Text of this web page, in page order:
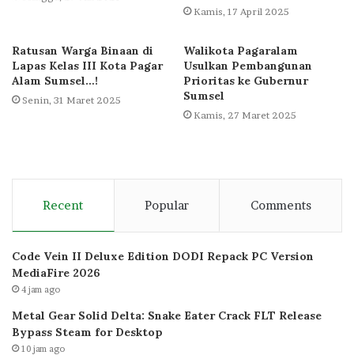
Kamis, 17 April 2025
Ratusan Warga Binaan di
Lapas Kelas III Kota Pagar
Alam Sumsel…!
Senin, 31 Maret 2025
Walikota Pagaralam
Usulkan Pembangunan
Prioritas ke Gubernur
Sumsel
Kamis, 27 Maret 2025
Recent Popular Comments
Code Vein II Deluxe Edition DODI Repack PC Version
MediaFire 2026
4 jam ago
Metal Gear Solid Delta: Snake Eater Crack FLT Release
Bypass Steam for Desktop
10 jam ago